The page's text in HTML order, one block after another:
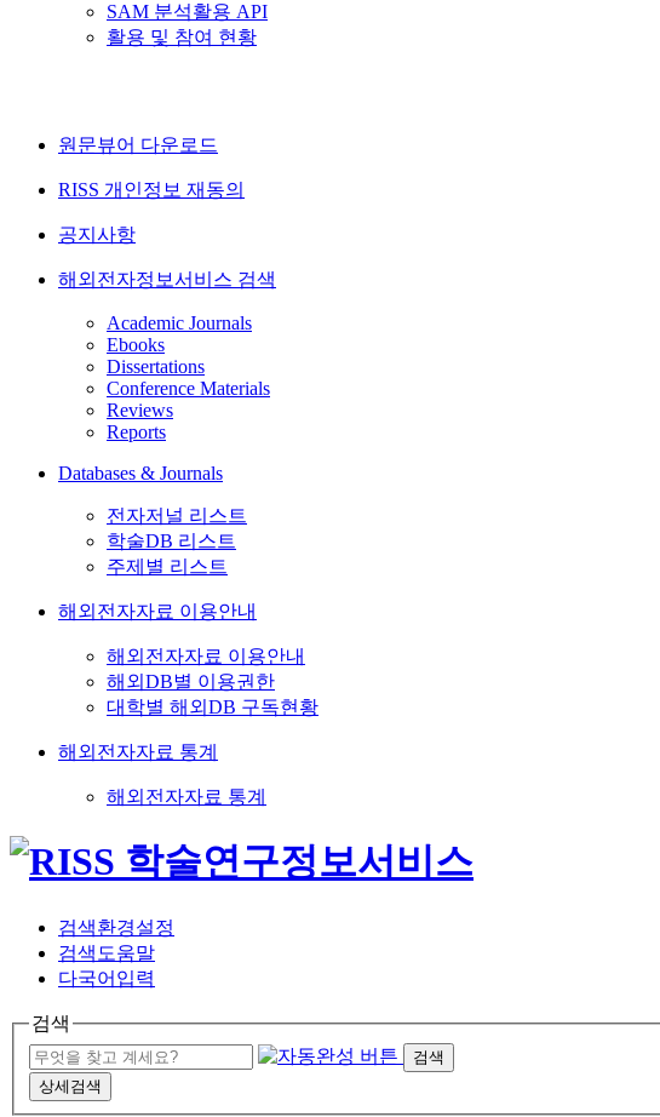
SAM 분석활용 API
활용 및 참여 현황
원문뷰어 다운로드
RISS 개인정보 재동의
공지사항
해외전자정보서비스 검색
Academic Journals
Ebooks
Dissertations
Conference Materials
Reviews
Reports
Databases & Journals
전자저널 리스트
학술DB 리스트
주제별 리스트
해외전자자료 이용안내
해외전자자료 이용안내
해외DB별 이용권한
대학별 해외DB 구독현황
해외전자자료 통계
해외전자자료 통계
검색환경설정
검색도움말
다국어입력
검색
검색
상세검색